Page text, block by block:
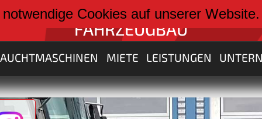
weiter zu:
FAHRZEUGBAU
MIETE LEISTUNGEN
Cookies auf unserer Website.